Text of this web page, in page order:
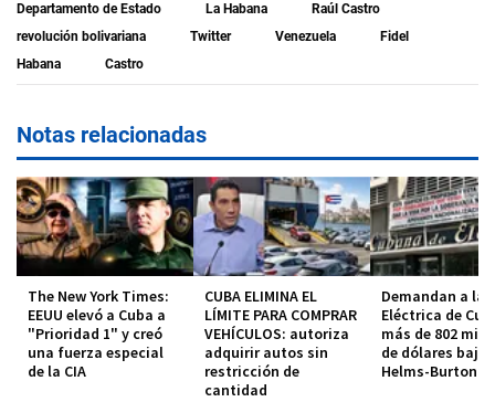
Departamento de Estado
La Habana
Raúl Castro
revolución bolivariana
Twitter Venezuela
Fidel
Habana
Castro
Notas relacionadas
The New York Times:
EEUU elevó a Cuba a
"Prioridad 1" y creó
una fuerza especial
de la CIA
CUBA ELIMINA EL
LÍMITE PARA COMPRAR
VEHÍCULOS: autoriza
adquirir autos sin
restricción de
cantidad
Demandan a la
Eléctrica de
más de 802
de dólares bajo
Helms-Burton